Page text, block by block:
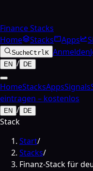
Finance Stacks
Home
Stacks Apps
SucheCtrlK Anmelden
EN / DE
HomeStacksAppsSignals
eintragen – kostenlos
EN / DE
Stack
Start/
Stacks/
Finanz-Stack für